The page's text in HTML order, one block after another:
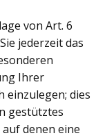
von Art. 6
jederzeit das
Ihrer
einzulegen; dies
gestütztes
denen eine